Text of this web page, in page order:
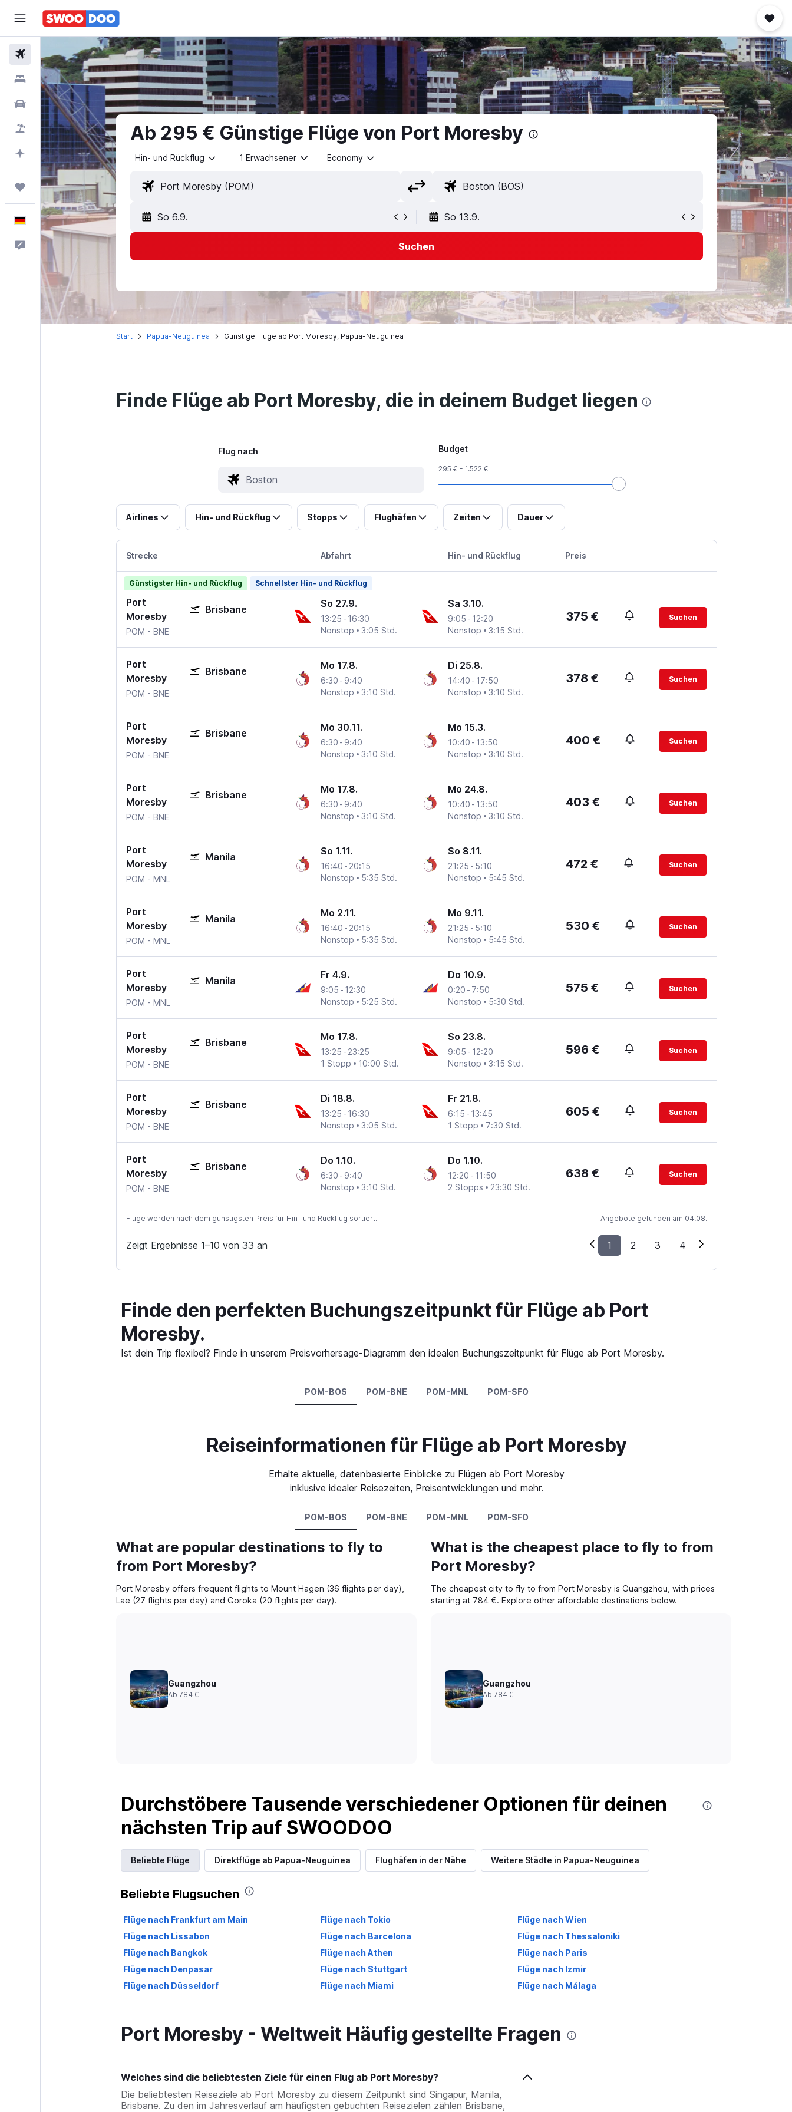
Flüge
Unterkünfte
Mietwagen
Pauschalreisen
Mit KI planen
Trips
Deutsch
Feedback
Ab 295 € Günstige Flüge von Port Moresby
Hin- und Rückflug 1 Erwachsener Economy
So 6.9. So 13.9.
Suchen
Start Papua-Neuguinea Günstige Flüge ab Port Moresby, Papua-Neuguinea
Finde Flüge ab Port Moresby, die in deinem Budget liegen
Flug nach Budget
295 € - 1.522 €
Airlines Hin- und Rückflug Stopps Flughäfen Zeiten Dauer
Strecke Abfahrt Hin- und Rückflug Preis
Günstigster Hin- und Rückflug Schnellster Hin- und Rückflug
Port
Moresby
Brisbane
POM Port Moresby
- BNE
So 27.9.
13:25 - 16:30
Nonstop
3:05 Std.
Sa 3.10.
9:05 - 12:20
Nonstop
3:15 Std.
375 € Suchen
Port
Moresby
Brisbane
POM Port Moresby
- BNE
Mo 17.8.
6:30 - 9:40
Nonstop
3:10 Std.
Di 25.8.
14:40 - 17:50
Nonstop
3:10 Std.
378 € Suchen
Port
Moresby
Brisbane
POM Port Moresby
- BNE
Mo 30.11.
6:30 - 9:40
Nonstop
3:10 Std.
Mo 15.3.
10:40 - 13:50
Nonstop
3:10 Std.
400 € Suchen
Port
Moresby
Brisbane
POM Port Moresby
- BNE
Mo 17.8.
6:30 - 9:40
Nonstop
3:10 Std.
Mo 24.8.
10:40 - 13:50
Nonstop
3:10 Std.
403 € Suchen
Port
Moresby
Manila
POM Port Moresby
- MNL
So 1.11.
16:40 - 20:15
Nonstop
5:35 Std.
So 8.11.
21:25 - 5:10
Nonstop
5:45 Std.
472 € Suchen
Port
Moresby
Manila
POM Port Moresby
- MNL
Mo 2.11.
16:40 - 20:15
Nonstop
5:35 Std.
Mo 9.11.
21:25 - 5:10
Nonstop
5:45 Std.
530 € Suchen
Port
Moresby
Manila
POM Port Moresby
- MNL
Fr 4.9.
9:05 - 12:30
Nonstop
5:25 Std.
Do 10.9.
0:20 - 7:50
Nonstop
5:30 Std.
575 € Suchen
Port
Moresby
Brisbane
POM Port Moresby
- BNE
Mo 17.8.
13:25 - 23:25
1 Stopp
10:00 Std.
So 23.8.
9:05 - 12:20
Nonstop
3:15 Std.
596 € Suchen
Port
Moresby
Brisbane
POM Port Moresby
- BNE
Di 18.8.
13:25 - 16:30
Nonstop
3:05 Std.
Fr 21.8.
6:15 - 13:45
1 Stopp
7:30 Std.
605 € Suchen
Port
Moresby
Brisbane
POM Port Moresby
- BNE
Do 1.10.
6:30 - 9:40
Nonstop
3:10 Std.
Do 1.10.
12:20 - 11:50
2 Stopps
23:30 Std.
638 € Suchen
Flüge werden nach dem günstigsten Preis für Hin- und Rückflug sortiert. Angebote gefunden am 04.08.
Zeigt Ergebnisse 1–10 von 33 an 1 2 3 4
Finde den perfekten Buchungszeitpunkt für Flüge ab Port
Moresby.
Ist dein Trip flexibel? Finde in unserem Preisvorhersage-Diagramm den idealen Buchungszeitpunkt für Flüge ab Port Moresby.
POM-BOS POM-BNE POM-MNL POM-SFO
Reiseinformationen für Flüge ab Port Moresby
Erhalte aktuelle, datenbasierte Einblicke zu Flügen ab Port Moresby
inklusive idealer Reisezeiten, Preisentwicklungen und mehr.
POM-BOS POM-BNE POM-MNL POM-SFO
What are popular destinations to fly to
from Port Moresby?
Port Moresby offers frequent flights to Mount Hagen (36 flights per day),
Lae (27 flights per day) and Goroka (20 flights per day).
Guangzhou
Ab 784 €
What is the cheapest place to fly to from
Port Moresby?
The cheapest city to fly to from Port Moresby is Guangzhou, with prices
starting at 784 €. Explore other affordable destinations below.
Guangzhou
Ab 784 €
Durchstöbere Tausende verschiedener Optionen für deinen
nächsten Trip auf SWOODOO
Beliebte Flüge Direktflüge ab Papua-Neuguinea Flughäfen in der Nähe Weitere Städte in Papua-Neuguinea
Beliebte Flugsuchen
Flüge nach Frankfurt am Main Flüge nach Tokio
Flüge nach Wien
Flüge nach Lissabon
Flüge nach Barcelona
Flüge nach Thessaloniki
Flüge nach Bangkok
Flüge nach Athen
Flüge nach Paris
Flüge nach Denpasar
Flüge nach Stuttgart
Flüge nach Izmir
Flüge nach Düsseldorf
Flüge nach Miami Flüge nach Málaga
Port Moresby - Weltweit Häufig gestellte Fragen
Welches sind die beliebtesten Ziele für einen Flug ab Port Moresby?
Die beliebtesten Reiseziele ab Port Moresby zu diesem Zeitpunkt sind Singapur, Manila,
Brisbane. Zu den im Jahresverlauf am häufigsten gebuchten Reisezielen zählen Brisbane,